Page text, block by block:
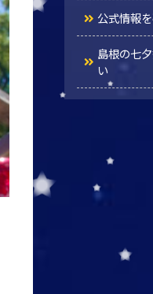
公式情報
島根の七
い